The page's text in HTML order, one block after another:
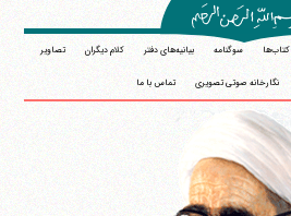
کتاب‌ها سوگنامه بیانیه‌های دفتر کلام دیگران تصاویر
نگارخانه صوتی تصویری تماس با ما